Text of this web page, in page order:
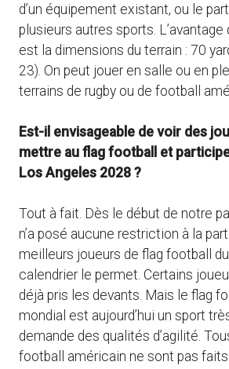
d’un équipement existant, ou le
plusieurs autres sports. L’avantage
est la dimensions du terrain : 70
23). On peut jouer en salle ou en
terrains de rugby ou de football
Est-il envisageable de voir des
mettre au flag football et
Los Angeles 2028 ?
Tout à fait. Dès le début de notre
n’a posé aucune restriction à la
meilleurs joueurs de flag football
calendrier le permet. Certains
déjà pris les devants. Mais le flag
mondial est aujourd’hui un sport
demande des qualités d’agilité.
football américain ne sont pas